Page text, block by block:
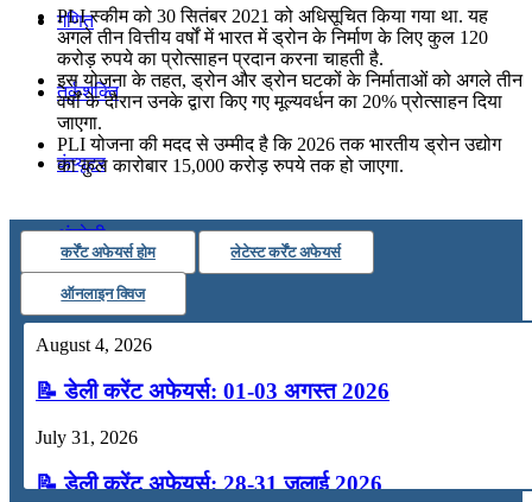
गणित
तर्कशक्ति
कंप्यूटर
अंग्रेजी
मॉक टेस्ट
टुडेज जीके
Menu Menu
PLI स्कीम को 30 सितंबर 2021 को अधिसूचित किया गया था. यह
अगले तीन वित्तीय वर्षों में भारत में ड्रोन के निर्माण के लिए कुल 120
करोड़ रुपये का प्रोत्साहन प्रदान करना चाहती है.
इस योजना के तहत, ड्रोन और ड्रोन घटकों के निर्माताओं को अगले तीन
वर्षों के दौरान उनके द्वारा किए गए मूल्यवर्धन का 20% प्रोत्साहन दिया
जाएगा.
PLI योजना की मदद से उम्मीद है कि 2026 तक भारतीय ड्रोन उद्योग
का कुल कारोबार 15,000 करोड़ रुपये तक हो जाएगा.
कर्रेंट अफेयर्स होम लेटेस्ट कर्रेंट अफेयर्स
ऑनलाइन क्विज
August 4, 2026
📝 डेली करेंट अफेयर्स: 01-03 अगस्त 2026
July 31, 2026
📝 डेली करेंट अफेयर्स: 28-31 जुलाई 2026